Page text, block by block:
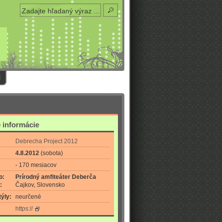
informácie
Debrecha Project 2012
4.8.2012 (sobota)
- 170 mesiacov
Prírodný amfiteáter Deberča
Čajkov, Slovensko
neurčené
https://